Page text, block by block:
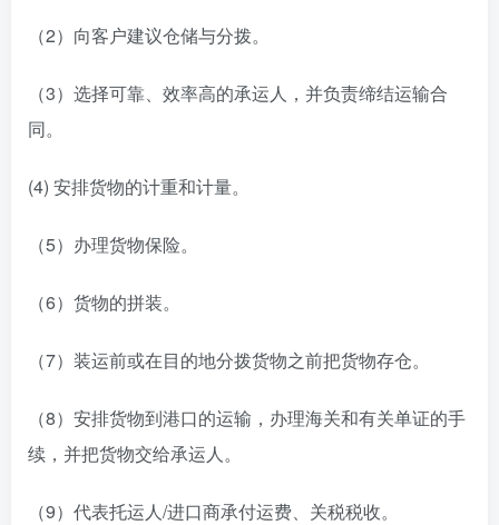
（2）向客户建议仓储与分拨。
（3）选择可靠、效率高的承运人，并负责缔结运输合
同。
(4) 安排货物的计重和计量。
（5）办理货物保险。
（6）货物的拼装。
（7）装运前或在目的地分拨货物之前把货物存仓。
（8）安排货物到港口的运输，办理海关和有关单证的手
续，并把货物交给承运人。
（9）代表托运人/进口商承付运费、关税税收。